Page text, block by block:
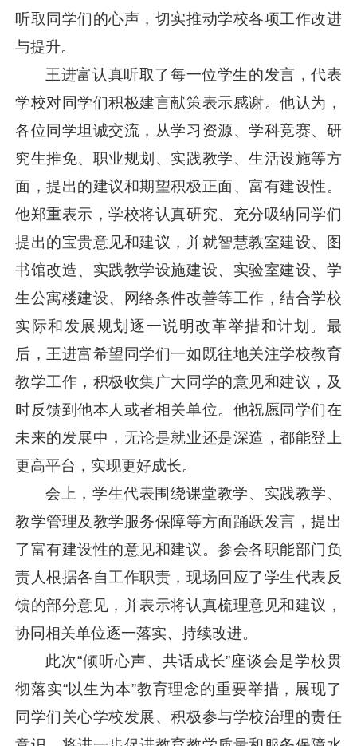
听取同学们的心声，切实推动学校各项工作改进
与提升。
王进富认真听取了每一位学生的发言，代表
学校对同学们积极建言献策表示感谢。他认为，
各位同学坦诚交流，从学习资源、学科竞赛、研
究生推免、职业规划、实践教学、生活设施等方
面，提出的建议和期望积极正面、富有建设性。
他郑重表示，学校将认真研究、充分吸纳同学们
提出的宝贵意见和建议，并就智慧教室建设、图
书馆改造、实践教学设施建设、实验室建设、学
生公寓楼建设、网络条件改善等工作，结合学校
实际和发展规划逐一说明改革举措和计划。最
后，王进富希望同学们一如既往地关注学校教育
教学工作，积极收集广大同学的意见和建议，及
时反馈到他本人或者相关单位。他祝愿同学们在
未来的发展中，无论是就业还是深造，都能登上
更高平台，实现更好成长。
会上，学生代表围绕课堂教学、实践教学、
教学管理及教学服务保障等方面踊跃发言，提出
了富有建设性的意见和建议。参会各职能部门负
责人根据各自工作职责，现场回应了学生代表反
馈的部分意见，并表示将认真梳理意见和建议，
协同相关单位逐一落实、持续改进。
此次“倾听心声、共话成长”座谈会是学校贯
彻落实“以生为本”教育理念的重要举措，展现了
同学们关心学校发展、积极参与学校治理的责任